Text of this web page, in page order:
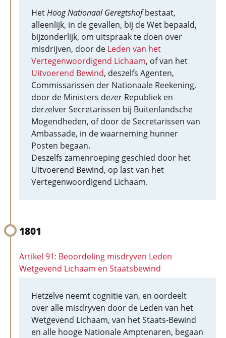
HetHoog Nationaal Geregtshofbestaat,
alleenlijk, in de gevallen, bij de Wet bepaald,
bijzonderlijk, om uitspraak te doen over
misdrijven, door de Leden van het
Vertegenwoordigend Lichaam, of van het
Uitvoerend Bewind, deszelfs Agenten,
Commissarissen der Nationaale Reekening,
door de Ministers dezer Republiek en
derzelver Secretarissen bij Buitenlandsche
Mogendheden, of door de Secretarissen van
Ambassade, in de waarneming hunner
Posten begaan.
Deszelfs zamenroeping geschied door het
Uitvoerend Bewind, op last van het
Vertegenwoordigend Lichaam.
1801
Artikel 91: Beoordeling misdryven Leden
Wetgevend Lichaam en Staatsbewind
Hetzelve neemt cognitie van, en oordeelt
over alle misdryven door de Leden van het
Wetgevend Lichaam, van het Staats-Bewind
en alle hooge Nationale Amptenaren, begaan